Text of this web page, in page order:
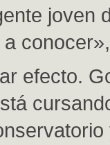
joven
efecto.